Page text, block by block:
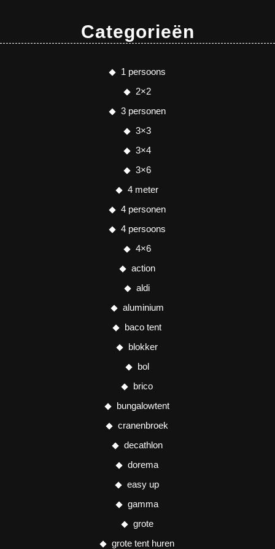
Categorieën
1 persoons
2×2
3 personen
3×3
3×4
3×6
4 meter
4 personen
4 persoons
4×6
action
aldi
aluminium
baco tent
blokker
bol
brico
bungalowtent
cranenbroek
decathlon
dorema
easy up
gamma
grote
grote tent huren